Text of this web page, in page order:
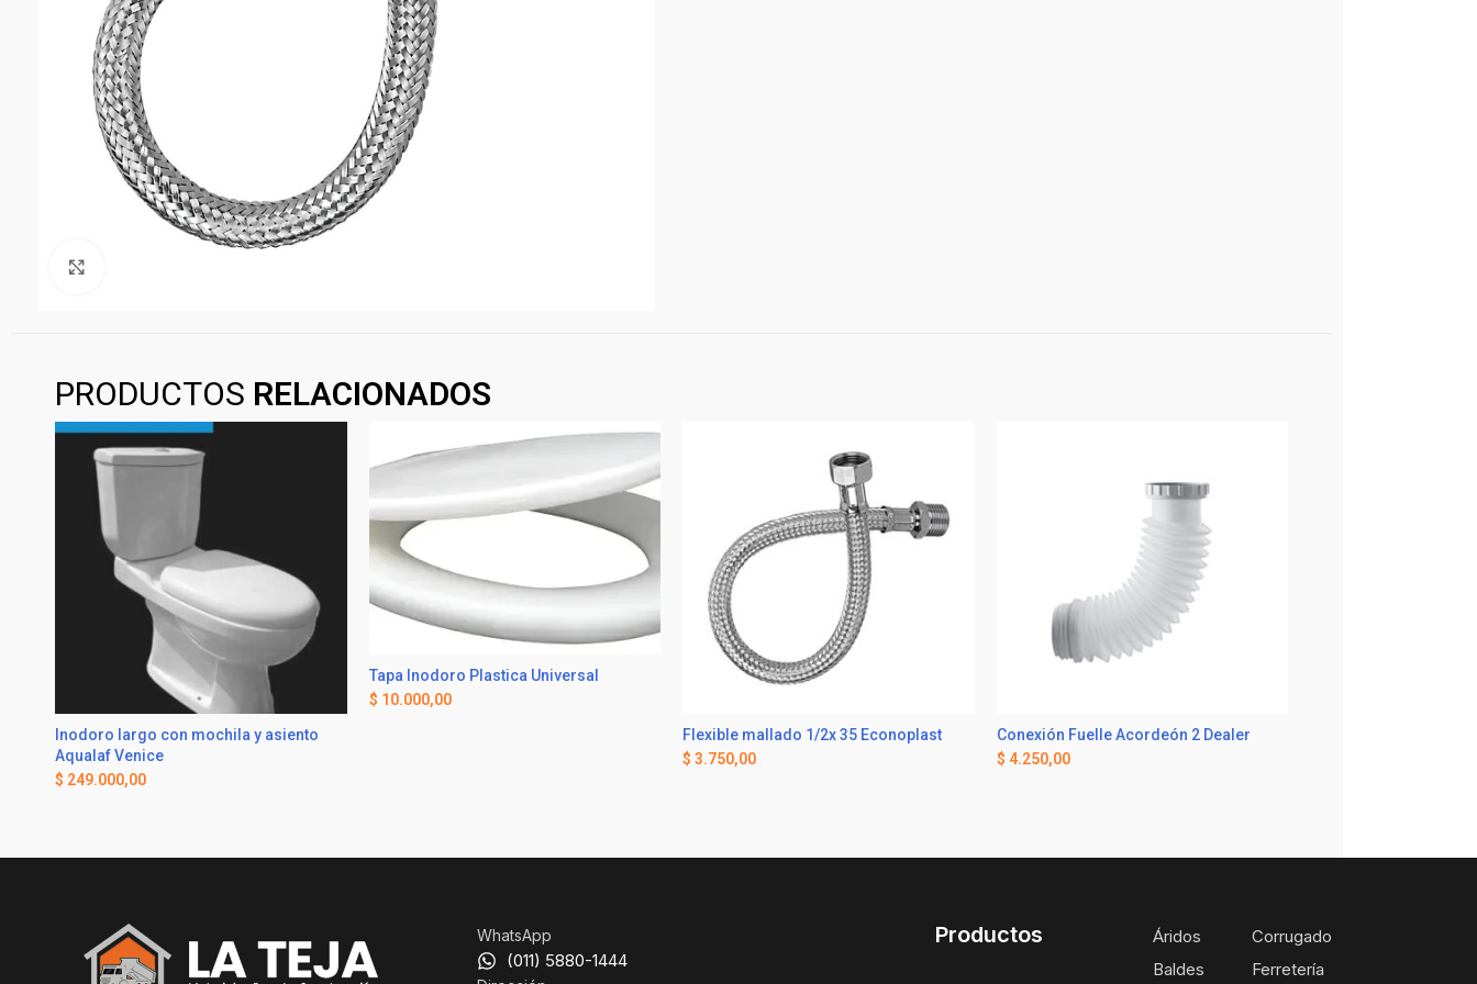
PRODUCTOS RELACIONADOS
Inodoro largo con mochila y asiento
Aqualaf Venice
$ 249.000,00
Tapa Inodoro Plastica Universal
$ 10.000,00
Flexible mallado 1/2x 35 Econoplast
$ 3.750,00
Conexión Fuelle Acordeón 2 Dealer
$ 4.250,00
WhatsApp
(011) 5880-1444
Productos
Áridos
Baldes
Corrugado
Ferretería